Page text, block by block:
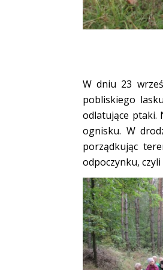
W dniu 23
pobliskiego
odlatujące ptaki.
ognisku. W
porządkując
odpoczynku, czyli